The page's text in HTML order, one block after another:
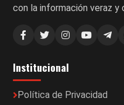
con la información veraz y
Institucional
Política de Privacidad